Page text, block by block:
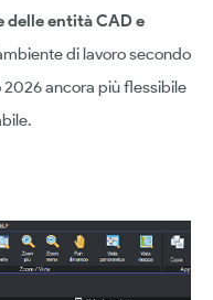
delle entità CAD e
di lavoro secondo
ancora più flessibile